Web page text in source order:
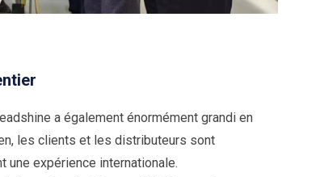
a également énormément grandi en
les clients et les distributeurs sont
une expérience internationale.